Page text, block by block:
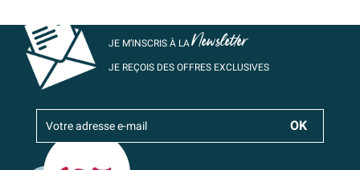
JE M’INSCRIS À LANewsletter
JE REÇOIS DES OFFRES EXCLUSIVES